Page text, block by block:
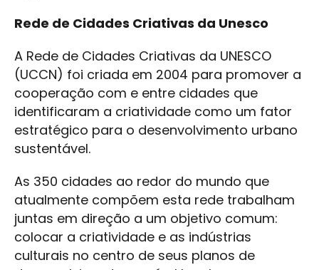
Rede de Cidades Criativas da Unesco
A Rede de Cidades Criativas da UNESCO
(UCCN) foi criada em 2004 para promover a
cooperação com e entre cidades que
identificaram a criatividade como um fator
estratégico para o desenvolvimento urbano
sustentável.
As 350 cidades ao redor do mundo que
atualmente compõem esta rede trabalham
juntas em direção a um objetivo comum:
colocar a criatividade e as indústrias
culturais no centro de seus planos de